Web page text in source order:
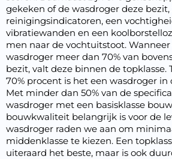
gekeken of de wasdroger deze bezit,
reinigingsindicatoren, een
vibratiewanden en een
men naar de vochtuitstoot.
wasdroger meer dan 70% van
bezit, valt deze binnen de topklasse.
70% procent is het een wasdroger in
Met minder dan 50% van de
wasdroger met een basisklasse
bouwkwaliteit belangrijk is voor de
wasdroger raden we aan om
middenklasse te kiezen. Een
uiteraard het beste, maar is ook